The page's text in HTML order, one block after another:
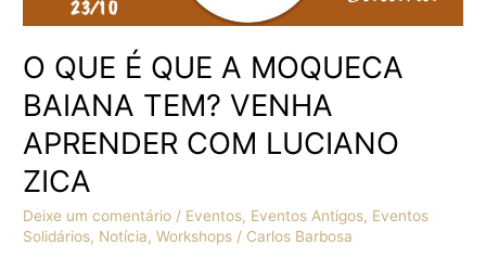
O QUE É QUE A MOQUECA
BAIANA TEM? VENHA
APRENDER COM LUCIANO
ZICA
Deixe um comentário / Eventos, Eventos Antigos, Eventos
Solidários, Notícia,Workshops / Carlos Barbosa